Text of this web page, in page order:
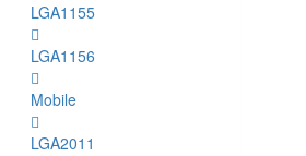
LGA1155
LGA1156
Mobile
LGA2011